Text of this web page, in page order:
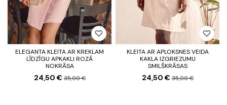
ELEGANTA KLEITA AR KREKLAM
LĪDZĪGU APKAKLI ROZĀ
NOKRĀSA
24,50 €35,00 €
KLEITA AR APLOKSNES VEIDA
KAKLA IZGRIEZUMU
SMILŠKRĀSAS
24,50 €35,00 €